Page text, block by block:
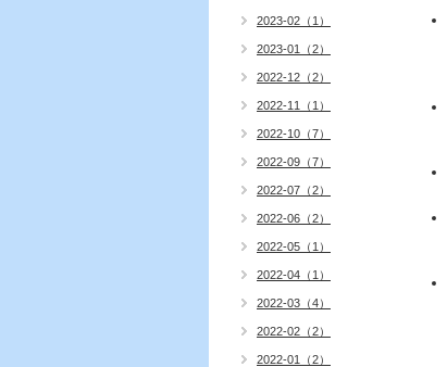
2023-02（1）
2023-01（2）
2022-12（2）
2022-11（1）
2022-10（7）
2022-09（7）
2022-07（2）
2022-06（2）
2022-05（1）
2022-04（1）
2022-03（4）
2022-02（2）
2022-01（2）